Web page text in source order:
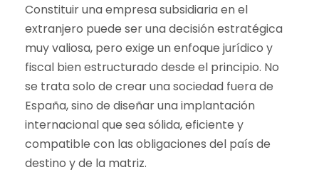
Constituir una empresa subsidiaria en el
extranjero puede ser una decisión estratégica
muy valiosa, pero exige un enfoque jurídico y
fiscal bien estructurado desde el principio. No
se trata solo de crear una sociedad fuera de
España, sino de diseñar una implantación
internacional que sea sólida, eficiente y
compatible con las obligaciones del país de
destino y de la matriz.